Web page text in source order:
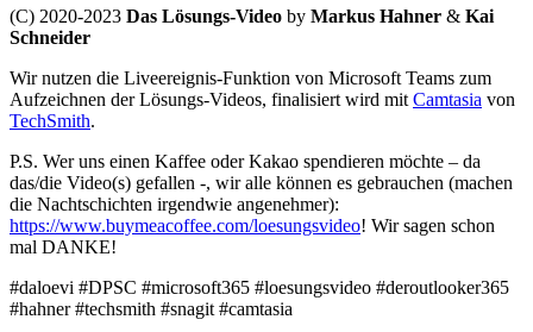
(C) 2020-2023 Das Lösungs-Video by Markus Hahner & Kai
Schneider
Wir nutzen die Liveereignis-Funktion von Microsoft Teams zum
Aufzeichnen der Lösungs-Videos, finalisiert wird mit Camtasia von
TechSmith.
P.S. Wer uns einen Kaffee oder Kakao spendieren möchte – da
das/die Video(s) gefallen -, wir alle können es gebrauchen (machen
die Nachtschichten irgendwie angenehmer):
https://www.buymeacoffee.com/loesungsvideo! Wir sagen schon
mal DANKE!
#daloevi #DPSC #microsoft365 #loesungsvideo #deroutlooker365
#hahner #techsmith #snagit #camtasia